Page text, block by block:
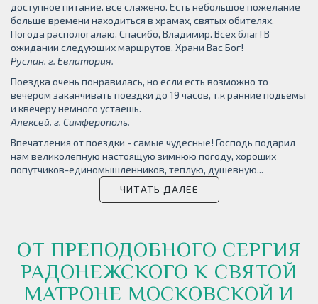
доступное питание. все слажено. Есть небольшое пожелание
больше времени находиться в храмах, святых обителях.
Погода распологалаю. Спасибо, Владимир. Всех благ! В
ожидании следующих маршрутов. Храни Вас Бог!
Руслан. г. Евпатория.
Поездка очень понравилась, но если есть возможно то
вечером заканчивать поездки до 19 часов, т.к ранние подьемы
и квечеру немного устаешь.
Алексей. г. Симферополь.
Впечатления от поездки - самые чудесные! Господь подарил
нам великолепную настоящую зимнюю погоду, хороших
попутчиков-единомышленников, теплую, душевную...
ЧИТАТЬ ДАЛЕЕ
ОТ ПРЕПОДОБНОГО СЕРГИЯ
РАДОНЕЖСКОГО К СВЯТОЙ
МАТРОНЕ МОСКОВСКОЙ И